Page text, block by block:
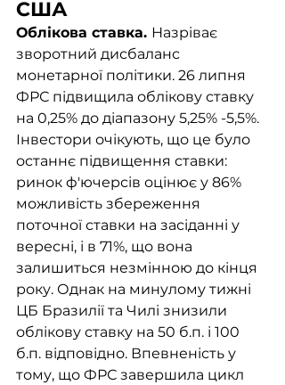
США
Облікова ставка. Назріває
зворотний дисбаланс
монетарної політики. 26 липня
ФРС підвищила облікову ставку
на 0,25% до діапазону 5,25% -5,5%.
Інвестори очікують, що це було
останнє підвищення ставки:
ринок ф'ючерсів оцінює у 86%
можливість збереження
поточної ставки на засіданні у
вересні, і в 71%, що вона
залишиться незмінною до кінця
року. Однак на минулому тижні
ЦБ Бразилії та Чилі знизили
облікову ставку на 50 б.п. і 100
б.п. відповідно. Впевненість у
тому, що ФРС завершила цикл